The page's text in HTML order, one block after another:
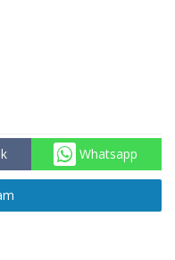
Whatsapp